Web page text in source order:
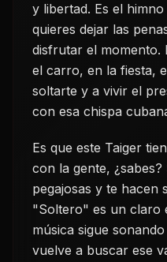
y libertad. Es el
quieres dejar las
disfrutar el momento.
el carro, en la fiesta,
soltarte y a vivir el
con esa chispa
Es que este Taiger
con la gente,
pegajosas y te hacen
"Soltero" es un claro
música sigue
vuelve a buscar ese